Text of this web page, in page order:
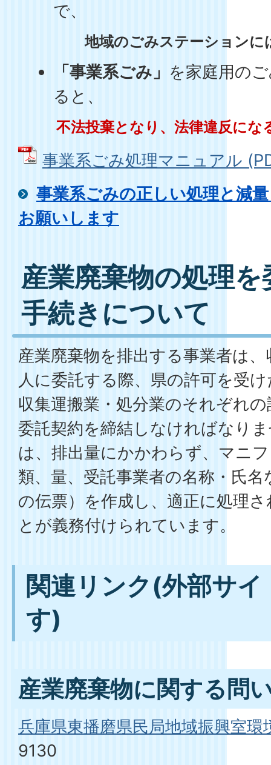
で、
地域のごみステーションに
「事業系ごみ」 を家庭用の
ると、
不法投棄となり、法律違反にな
事業系ごみ処理マニュアル
事業系ごみの正しい処理と減
お願いします
産業廃棄物の処理
手続きについて
産業廃棄物を排出する事業者は
人に委託する際、県の許可を受
収集運搬業・処分業のそれぞれ
委託契約を締結しなければなり
は、排出量にかかわらず、マニ
類、量、受託事業者の名称・氏
の伝票）を作成し、適正に処理
とが義務付けられています。
関連リンク(外部サ
す)
産業廃棄物に関する問
兵庫県東播磨県民局地域振興室環
9130